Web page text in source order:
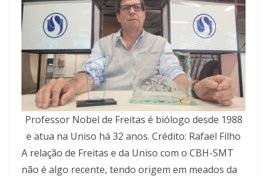
Professor Nobel de Freitas é biólogo desde 1988
e atua na Uniso há 32 anos. Crédito: Rafael Filho
A relação de Freitas e da Uniso com o CBH-SMT
não é algo recente, tendo origem em meados da